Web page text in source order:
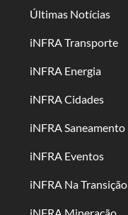
Últimas Notícias
iNFRA Transporte
iNFRA Energia
iNFRA Cidades
iNFRA Saneamento
iNFRA Eventos
iNFRA Na Transição